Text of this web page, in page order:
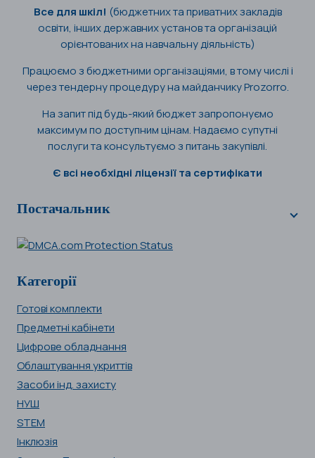
Все для шкіл! (бюджетних та приватних закладів
освіти, інших державних установ та організацій
орієнтованих на навчальну діяльність)
Працюємо з бюджетними організаціями, в тому числі і
через тендерну процедуру на майданчику Prozorro.
На запит під будь-який бюджет запропонуємо
максимум по доступним цінам. Надаємо супутні
послуги та консультуємо з питань закупівлі.
Є всі необхідні ліцензії та сертифікати
Постачальник
Категорії
Готові комплекти
Предметні кабінети
Цифрове обладнання
Облаштування укриттів
Засоби інд. захисту
НУШ
STEM
Інклюзія